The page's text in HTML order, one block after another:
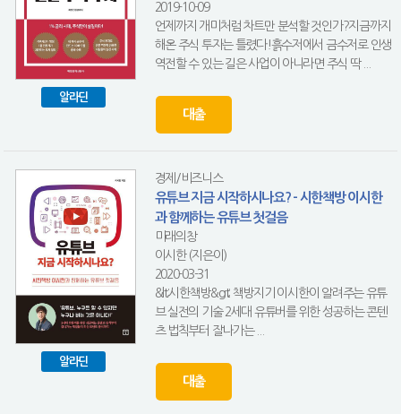
알라딘
2019-10-09
언제까지 개미처럼 차트만 분석할 것인가?지금까지
해온 주식 투자는 틀렸다!흙수저에서 금수저로 인생
역전할 수 있는 길은 사업이 아니라면 주식 딱 ...
대출
알라딘
경제/비즈니스
유튜브 지금 시작하시나요? - 시한책방 이시한
과 함께하는 유튜브 첫걸음
미래의창
이시한 (지은이)
2020-03-31
&lt;시한책방&gt; 책방지기 이시한이 알려주는 유튜
브 실전의 기술 2세대 유튜버를 위한 성공하는 콘텐
츠 법칙부터 잘나가는 ...
대출